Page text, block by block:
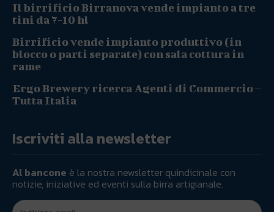
Il birrificio Birranova vende impianto a tre
tini da 7-10 hl
Birrificio vende impianto produttivo (in
blocco o parti separate) con sala cottura in
rame
Ergo Brewery ricerca Agenti di Commercio –
Tutta Italia
Iscriviti alla newsletter
Al bancone è la nostra newsletter quindicinale con
notizie, iniziative ed eventi sulla birra artigianale.